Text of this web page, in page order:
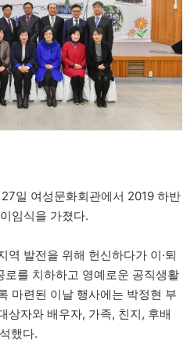
일 여성문화회관에서 2019 하반
임식을 가졌다.
역 발전을 위해 헌신하다가 이·퇴
를 치하하고 영예로운 공직생활
마련된 이날 행사에는 박정현 부
상자와 배우자, 가족, 친지, 후배
했다.